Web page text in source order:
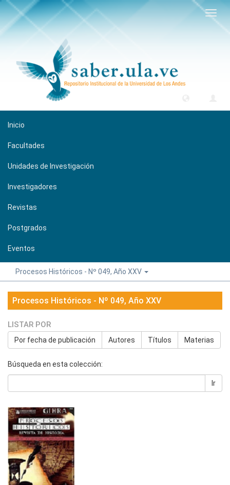
Inicio
Facultades
Unidades de Investigación
Investigadores
Revistas
Postgrados
Eventos
Procesos Históricos - Nº 049, Año XXV
Procesos Históricos - Nº 049, Año XXV
LISTAR POR
Por fecha de publicación Autores Títulos Materias
Búsqueda en esta colección:
Ir